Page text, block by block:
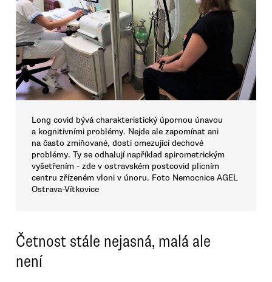
Long covid bývá charakteristický úpornou únavou
a kognitivními problémy. Nejde ale zapomínat ani
na často zmiňované, dosti omezující dechové
problémy. Ty se odhalují například spirometrickým
vyšetřením - zde v ostravském postcovid plicním
centru zřízeném vloni v únoru. Foto Nemocnice AGEL
Ostrava-Vítkovice
Četnost stále nejasná, malá ale
není